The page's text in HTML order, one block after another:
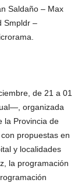
Saldaño – Max
Smpldr –
de 21 a 01
organizada
la Provincia de
propuestas en
y localidades
la programación